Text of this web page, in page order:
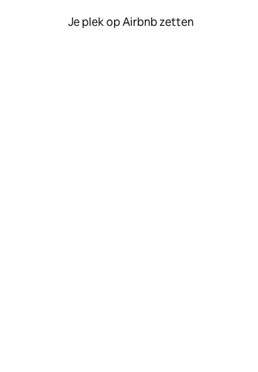
Je plek op Airbnb zetten